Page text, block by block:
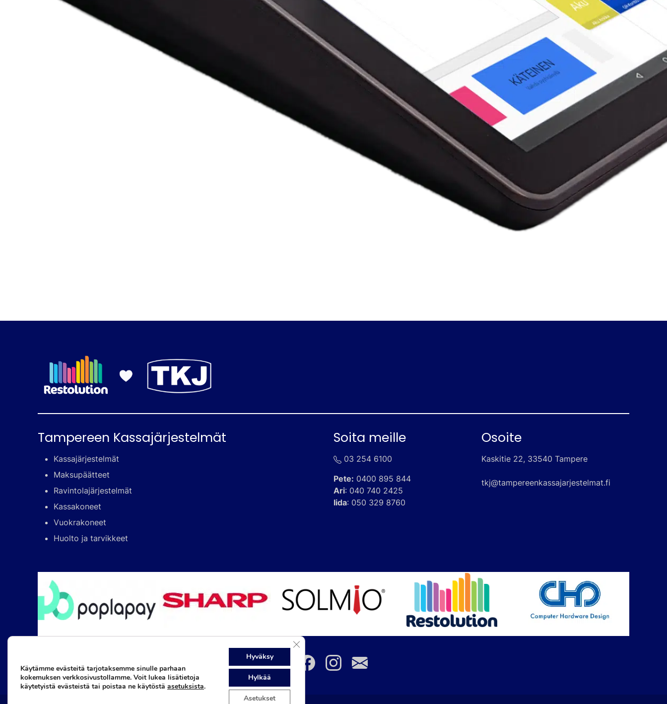
Tampereen Kassajärjestelmät
Kassajärjestelmät
Maksupäätteet
Ravintolajärjestelmät
Kassakoneet
Vuokrakoneet
Huolto ja tarvikkeet
Soita meille
03 254 6100
Pete: 0400 895 844
Ari: 040 740 2425
Iida: 050 329 8760
Osoite
Kaskitie 22, 33540 Tampere
tkj@tampereenkassajarjestelmat.fi
Käytämme evästeitä tarjotaksemme sinulle parhaan
kokemuksen verkkosivustollamme. Voit lukea lisätietoja
käytetyistä evästeistä tai poistaa ne käytöstä asetuksista.
Hyväksy
Hylkää
Asetukset
Sulje evästebanneri